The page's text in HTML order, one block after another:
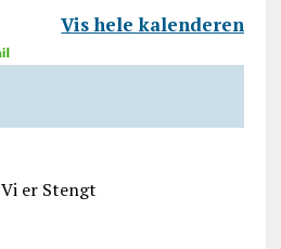
Vis hele kalenderen
Vi er Stengt